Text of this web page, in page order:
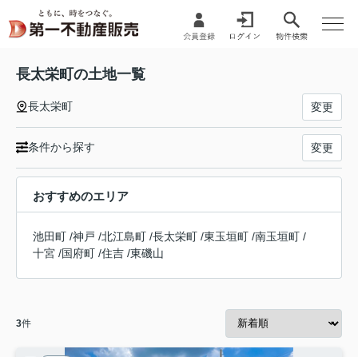
長太栄町の土地一覧
長太栄町 変更
条件から探す 変更
おすすめのエリア
池田町 /神戸 /北江島町 /長太栄町 /東玉垣町 /南玉垣町 /
十宮 /国府町 /住吉 /東磯山
3件